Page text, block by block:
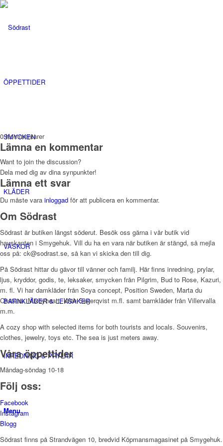
ÖPPETTIDER
SMYCKEN
KLÄDER
VÄSKOR
BARNKLÄDER & LEKSAKER
INREDNING & PRYLAR
Menu
0 Kommentarer
Lämna en kommentar
Want to join the discussion?
Dela med dig av dina synpunkter!
Lämna ett svar
Du måste vara inloggad för att publicera en kommentar.
Om Södrast
Södrast är butiken längst söderut. Besök oss gärna i vår butik vid
havskanten i Smygehuk. Vill du ha en vara när butiken är stängd, så mejla
oss på: ck@sodrast.se, så kan vi skicka den till dig.
På Södrast hittar du gåvor till vänner och familj. Här finns inredning, prylar,
ljus, kryddor, godis, te, leksaker, smycken från Pilgrim, Bud to Rose, Kazuri,
m. fl. Vi har damkläder från Soya concept, Position Sweden, Marta du
Chateau, Mixbyheart, With Segerqvist m.fl. samt barnkläder från Villervalla
m.m.
A cozy shop with selected items for both tourists and locals. Souvenirs,
clothes, jewelry, toys etc. The sea is just meters away.
Våra öppettider
Måndag-söndag 10-18
Följ oss:
Facebook
Instagram
Blogg
Södrast finns på Strandvägen 10, bredvid Köpmansmagasinet på Smygehuk.